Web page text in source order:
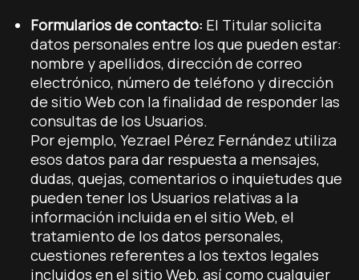
Formularios de contacto: El Titular solicita
datos personales entre los que pueden estar:
nombre y apellidos, dirección de correo
electrónico, número de teléfono y dirección
de sitio Web con la finalidad de responder las
consultas de los Usuarios.
Por ejemplo, Yezrael Pérez Fernández utiliza
esos datos para dar respuesta a mensajes,
dudas, quejas, comentarios o inquietudes que
pueden tener los Usuarios relativas a la
información incluida en el sitio Web, el
tratamiento de los datos personales,
cuestiones referentes a los textos legales
incluidos en el sitio Web, así como cualquier